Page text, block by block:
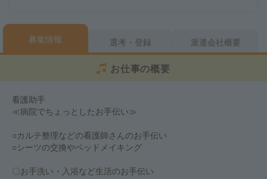
募集情報 選考・登録 派遣会社概要
お仕事の概要
看護助手
≪病院でちょっとしたお手伝い≫
○カルテ整理などの看護師さんのお手伝い
○シーツの交換やベッドメイキング
〇お手洗い・入浴など生活のお手伝い